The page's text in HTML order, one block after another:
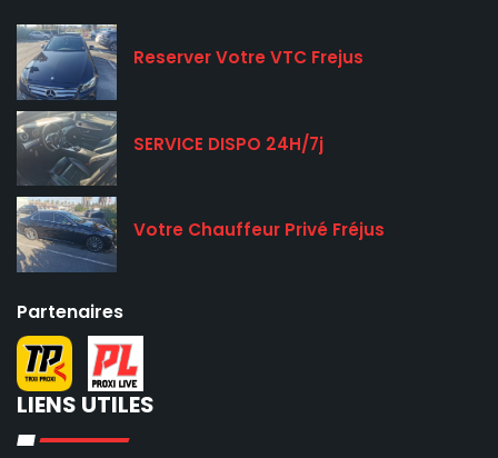
Reserver Votre VTC Frejus
SERVICE DISPO 24H/7j
Votre Chauffeur Privé Fréjus
Partenaires
LIENS UTILES